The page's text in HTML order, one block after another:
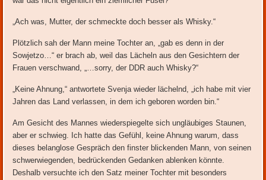
„Ach was, Mutter, der schmeckte doch besser als Whisky.“
Plötzlich sah der Mann meine Tochter an, „gab es denn in der
Sowjetzo…“ er brach ab, weil das Lächeln aus den Gesichtern der
Frauen verschwand, „…sorry, der DDR auch Whisky?“
„Keine Ahnung,“ antwortete Svenja wieder lächelnd, „ich habe mit vier
Jahren das Land verlassen, in dem ich geboren worden bin.“
Am Gesicht des Mannes wiederspiegelte sich ungläubiges Staunen,
aber er schwieg. Ich hatte das Gefühl, keine Ahnung warum, dass
dieses belanglose Gespräch den finster blickenden Mann, von seinen
schwerwiegenden, bedrückenden Gedanken ablenken könnte.
Deshalb versuchte ich den Satz meiner Tochter mit besonders